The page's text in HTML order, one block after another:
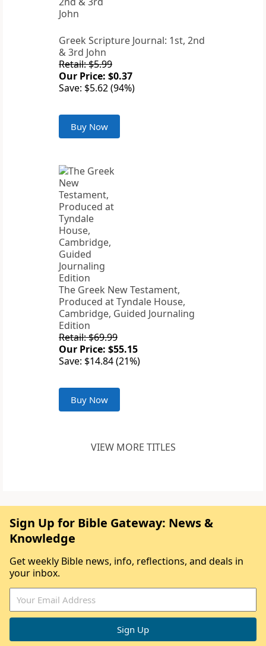
Greek Scripture Journal: 1st, 2nd
& 3rd John
Retail: $5.99
Our Price: $0.37
Save: $5.62 (94%)
Buy Now
The Greek New Testament,
Produced at Tyndale House,
Cambridge, Guided Journaling
Edition
Retail: $69.99
Our Price: $55.15
Save: $14.84 (21%)
Buy Now
VIEW MORE TITLES
Sign Up for Bible Gateway: News &
Knowledge
Get weekly Bible news, info, reflections, and deals in
your inbox.